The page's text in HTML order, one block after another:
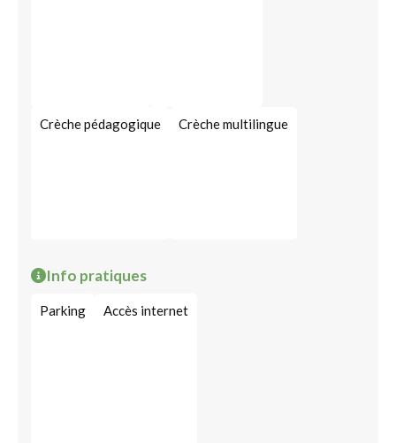
Crèche pédagogique Crèche multilingue
Info pratiques
Parking Accès internet